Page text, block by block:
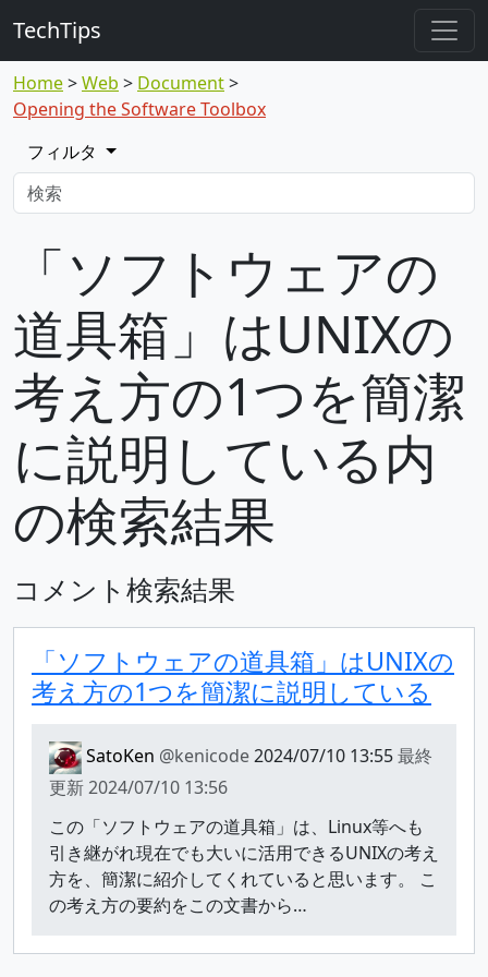
TechTips
Home Web
Document
Opening the Software Toolbox
フィルタ
「ソフトウェアの
道具箱」はUNIXの
考え方の1つを簡潔
に説明している内
の検索結果
コメント検索結果
「ソフトウェアの道具箱」はUNIXの
考え方の1つを簡潔に説明している
SatoKen @kenicode2024/07/10 13:55最終
更新2024/07/10 13:56
この「ソフトウェアの道具箱」は、Linux等へも
引き継がれ現在でも大いに活用できるUNIXの考え
方を、簡潔に紹介してくれていると思います。 こ
の考え方の要約をこの文書から…